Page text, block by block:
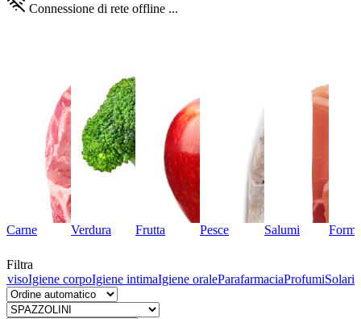
Connessione di rete offline ...
Carne Verdura Frutta Pesce Salumi
Filtra
visoIgiene corpoIgiene intimaIgiene oraleParafarmaciaProfumiSolari